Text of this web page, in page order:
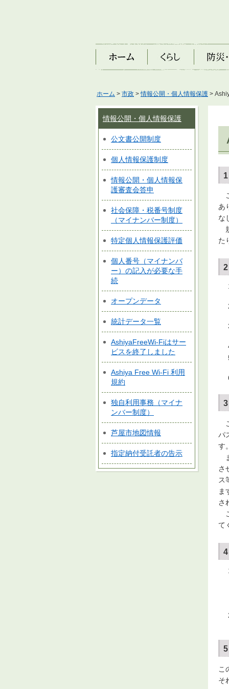
ホーム くらし 防災・安全
ホーム > 市政 >情報公開・個人情報保護 >
情報公開・個人情報保護
公文書公開制度
個人情報保護制度
情報公開・個人情報保
護審査会答申
社会保障・税番号制度
（マイナンバー制度）
特定個人情報保護評価
個人番号（マイナンバ
ー）の記入が必要な手
続
オープンデータ
統計データ一覧
AshiyaFreeWi-Fiはサー
ビスを終了しました
Ashiya Free Wi-Fi 利用
規約
独自利用事務（マイナ
ンバー制度）
芦屋市地図情報
指定納付受託者の告示
あ
な
た
パ
す
さ
ス
ま
さ
て
こ
そ